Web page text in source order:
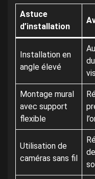
Astuce
d’installation
Installation en
angle élevé
Montage mural
avec support
flexible
Utilisation de
caméras sans fil